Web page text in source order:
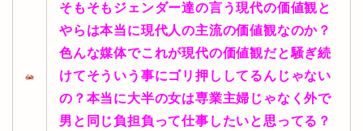
そもそもジェンダー達の言う現代の価値観と
やらは本当に現代人の主流の価値観なのか？
色んな媒体でこれが現代の価値観だと騒ぎ続
けてそういう事にゴリ押ししてるんじゃない
の？本当に大半の女は専業主婦じゃなく外で
男と同じ負担負って仕事したいと思ってる？